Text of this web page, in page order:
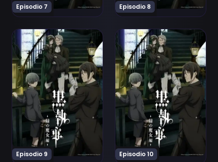
Episodio 7 Episodio 8
Episodio 9
Ver Kuroshitsuji: Midori no Majo-hen Episodio 9
Episodio 10
Ver Kuroshitsuji: Midori no